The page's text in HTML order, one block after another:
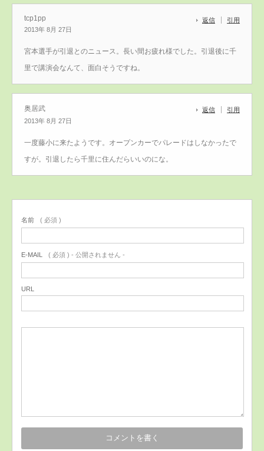
tcp1pp
2013年 8月 27日
返信 引用
宮本選手が引退とのニュース。長い間お疲れ様でした。引退後に千
里で講演会なんて、面白そうですね。
奥居武
2013年 8月 27日
返信 引用
一度藤小に来たようです。オープンカーでパレードはしなかったで
すが。引退したら千里に住んだらいいのにな。
名前 ( 必須 )
E-MAIL ( 必須 ) - 公開されません -
URL